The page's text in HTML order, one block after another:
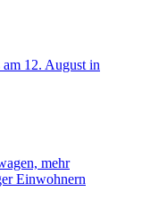
am 12. August in
mehr
Einwohnern